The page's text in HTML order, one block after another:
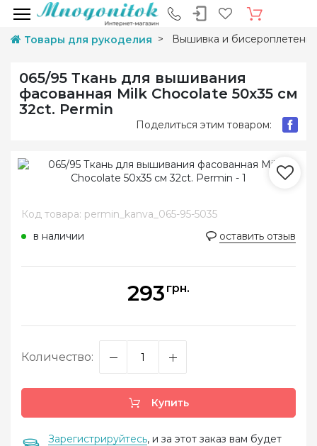
Товары для рукоделия Вышивка и
065/95 Ткань для вышивания
фасованная Milk Chocolate 50х35 см
32ct. Permin
Поделиться этим товаром:
Код товара: permin_kanva_065-95-5035
в наличии
оставить отзыв
293 грн.
Количество:
Купить
Зарегистрируйтесь, и за этот заказ вам будет